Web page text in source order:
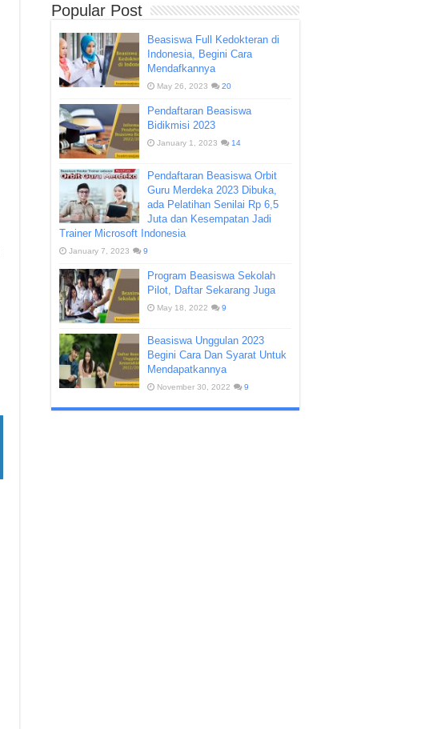
Popular Post
Beasiswa Full Kedokteran di
Indonesia, Begini Cara
Mendafkannya
May 26, 2023 20
Pendaftaran Beasiswa
Bidikmisi 2023
January 1, 2023 14
Pendaftaran Beasiswa Orbit
Guru Merdeka 2023 Dibuka,
ada Pelatihan Senilai Rp 6,5
Juta dan Kesempatan Jadi
Trainer Microsoft Indonesia
January 7, 2023 9
Program Beasiswa Sekolah
Pilot, Daftar Sekarang Juga
May 18, 2022 9
Beasiswa Unggulan 2023
Begini Cara Dan Syarat Untuk
Mendapatkannya
November 30, 2022 9